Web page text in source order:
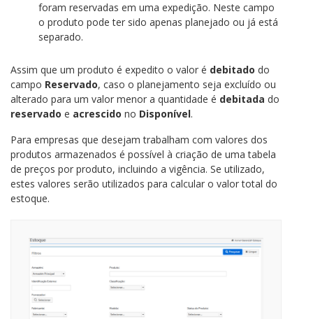
foram reservadas em uma expedição. Neste campo
o produto pode ter sido apenas planejado ou já está
separado.
Assim que um produto é expedito o valor é debitado do
campo Reservado, caso o planejamento seja excluído ou
alterado para um valor menor a quantidade é debitada do
reservado e acrescido no Disponível.
Para empresas que desejam trabalham com valores dos
produtos armazenados é possível à criação de uma tabela
de preços por produto, incluindo a vigência. Se utilizado,
estes valores serão utilizados para calcular o valor total do
estoque.